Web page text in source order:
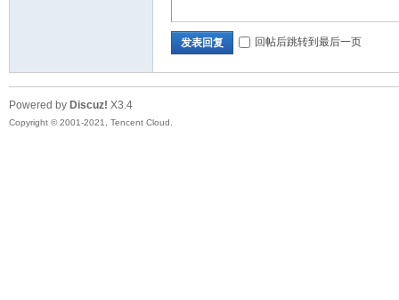
发表回复 回帖后跳转到最后一页
Powered by Discuz! X3.4
Copyright © 2001-2021, Tencent Cloud.